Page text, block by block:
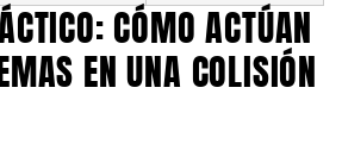
CÓMO ACTÚAN
EN UNA COLISIÓN